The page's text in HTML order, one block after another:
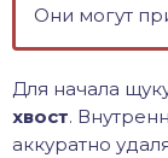
Они могут
Для начала
хвост.
аккуратно